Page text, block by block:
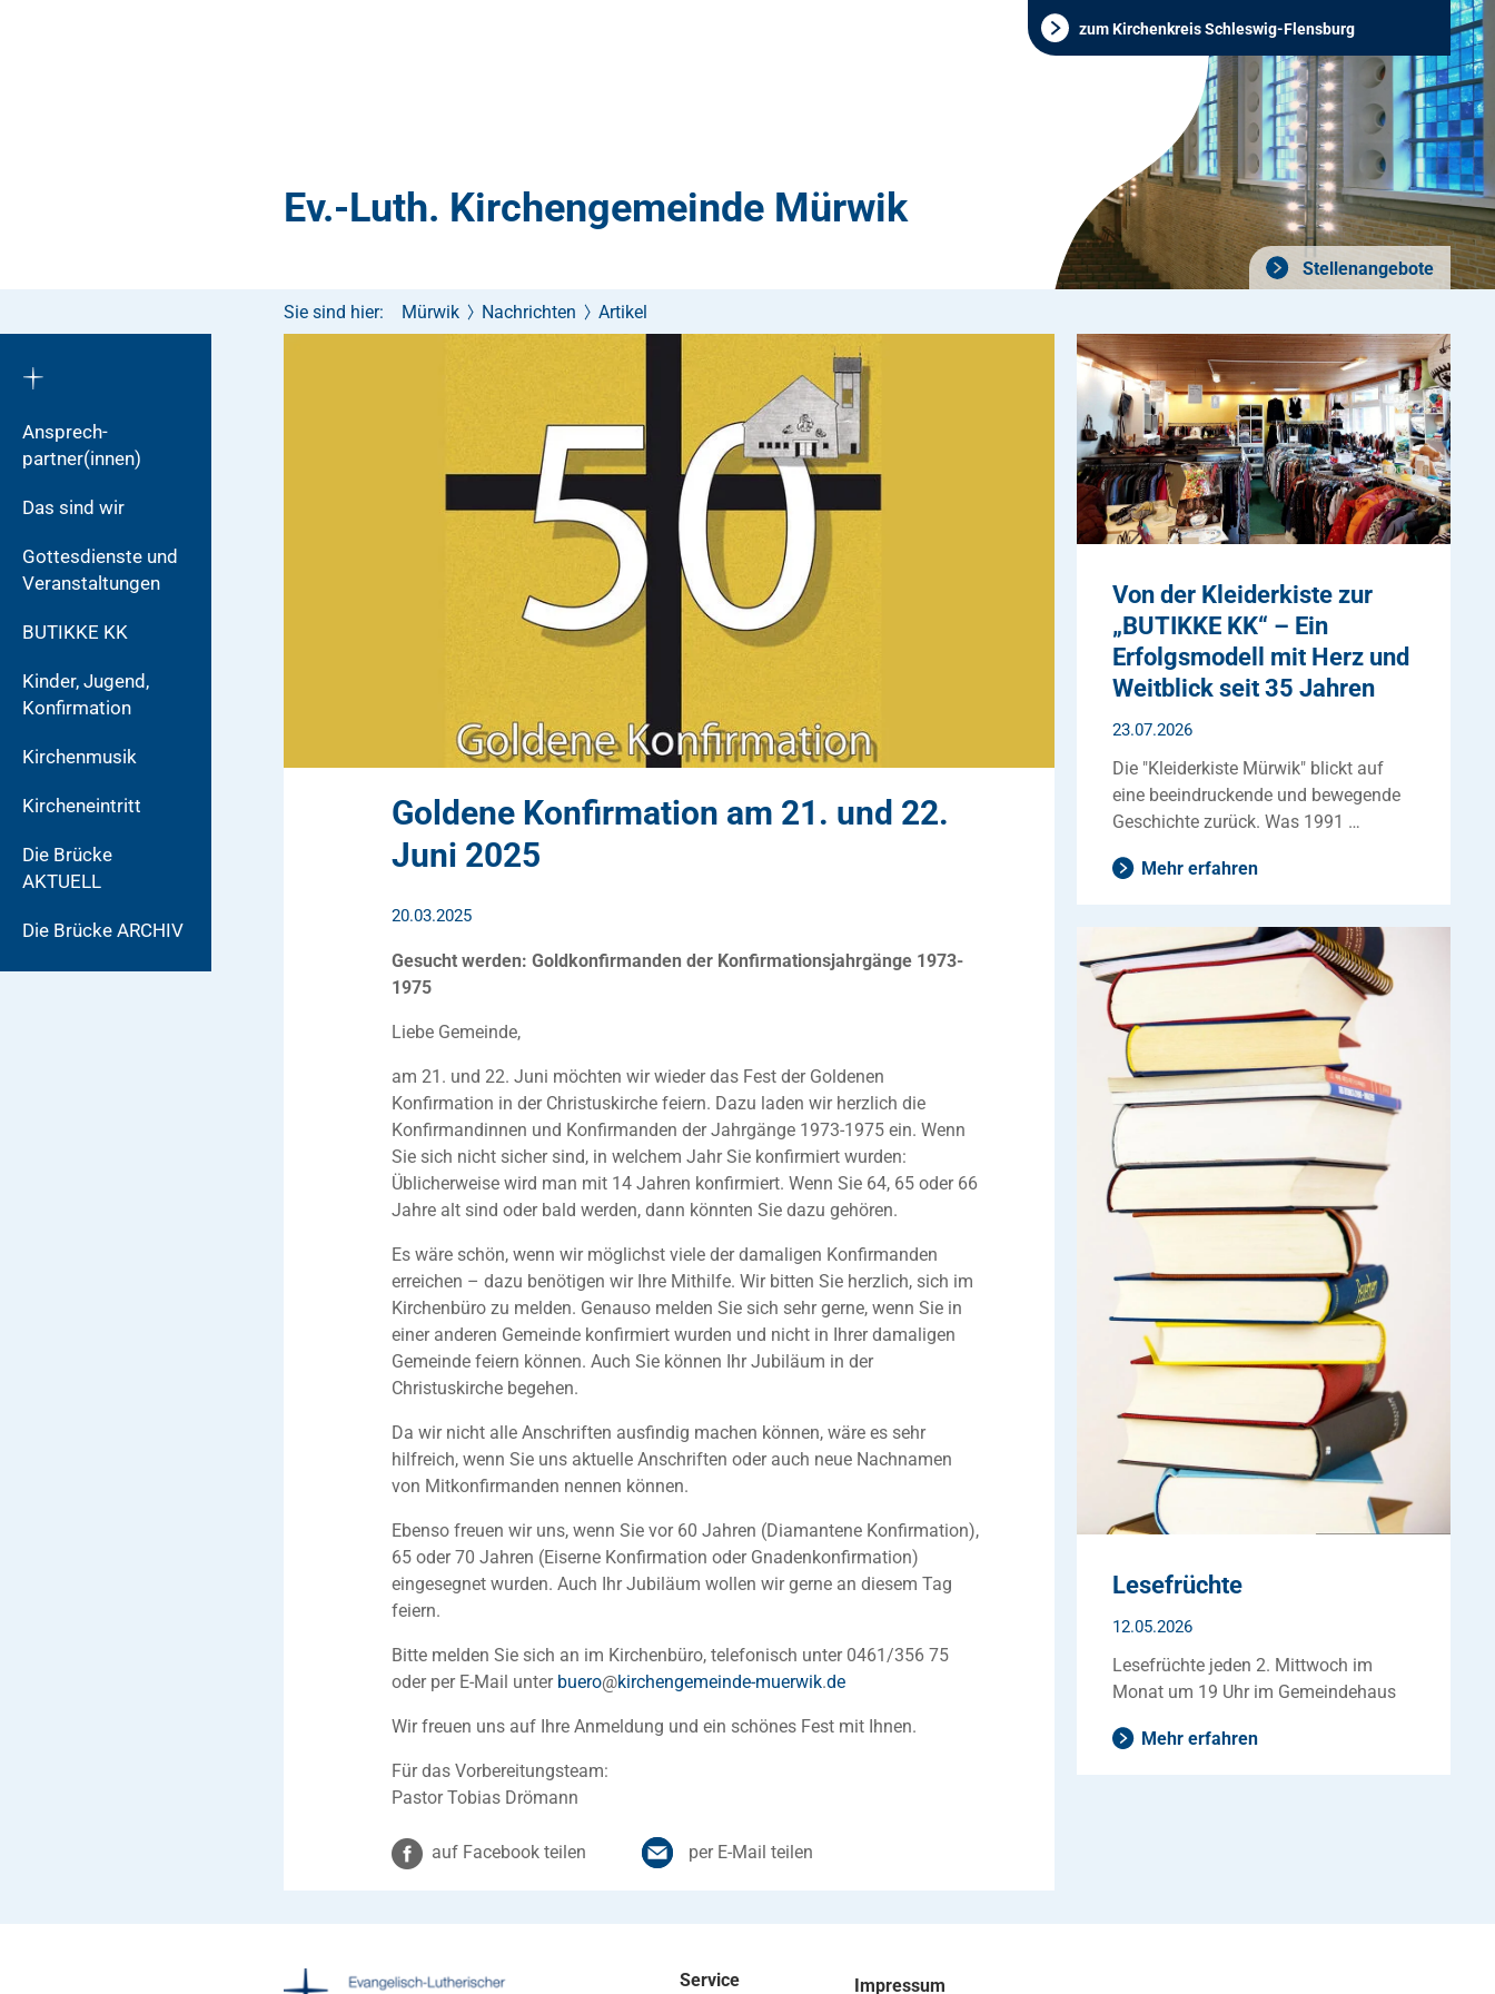
zum Kirchenkreis Schleswig-Flensburg
Ev.-Luth. Kirchengemeinde Mürwik
Stellenangebote
Ansprech­
partner(innen)
Das sind wir
Gottesdienste und
Veranstaltungen
BUTIKKE KK
Kinder, Jugend,
Konfirmation
Kirchenmusik
Kircheneintritt
Die Brücke
AKTUELL
Die Brücke ARCHIV
Sie sind hier: Mürwik Nachrichten Artikel
Goldene Konfirmation am 21. und 22.
Juni 2025
20.03.2025
Gesucht werden: Goldkonfirmanden der Konfirmationsjahrgänge 1973-
1975
Liebe Gemeinde,
am 21. und 22. Juni möchten wir wieder das Fest der Goldenen
Konfirmation in der Christuskirche feiern. Dazu laden wir herzlich die
Konfirmandinnen und Konfirmanden der Jahrgänge 1973-1975 ein. Wenn
Sie sich nicht sicher sind, in welchem Jahr Sie konfirmiert wurden:
Üblicherweise wird man mit 14 Jahren konfirmiert. Wenn Sie 64, 65 oder 66
Jahre alt sind oder bald werden, dann könnten Sie dazu gehören.
Es wäre schön, wenn wir möglichst viele der damaligen Konfirmanden
erreichen – dazu benötigen wir Ihre Mithilfe. Wir bitten Sie herzlich, sich im
Kirchenbüro zu melden. Genauso melden Sie sich sehr gerne, wenn Sie in
einer anderen Gemeinde konfirmiert wurden und nicht in Ihrer damaligen
Gemeinde feiern können. Auch Sie können Ihr Jubiläum in der
Christuskirche begehen.
Da wir nicht alle Anschriften ausfindig machen können, wäre es sehr
hilfreich, wenn Sie uns aktuelle Anschriften oder auch neue Nachnamen
von Mitkonfirmanden nennen können.
Ebenso freuen wir uns, wenn Sie vor 60 Jahren (Diamantene Konfirmation),
65 oder 70 Jahren (Eiserne Konfirmation oder Gnadenkonfirmation)
eingesegnet wurden. Auch Ihr Jubiläum wollen wir gerne an diesem Tag
feiern.
Bitte melden Sie sich an im Kirchenbüro, telefonisch unter 0461/356 75
oder per E-Mail unter buero@kirchengemeinde-muerwik.de
Wir freuen uns auf Ihre Anmeldung und ein schönes Fest mit Ihnen.
Für das Vorbereitungsteam:
Pastor Tobias Drömann
auf Facebook teilen per E-Mail teilen
Von der Kleiderkiste zur
„BUTIKKE KK“ – Ein
Erfolgsmodell mit Herz und
Weitblick seit 35 Jahren
23.07.2026
Die "Kleiderkiste Mürwik" blickt auf
eine beeindruckende und bewegende
Geschichte zurück. Was 1991 …
Mehr erfahren
Lesefrüchte
12.05.2026
Lesefrüchte jeden 2. Mittwoch im
Monat um 19 Uhr im Gemeindehaus
Mehr erfahren
Service Impressum